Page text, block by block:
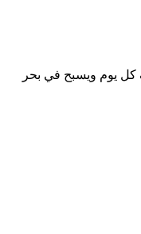
كل يوم ويسبح في بحر